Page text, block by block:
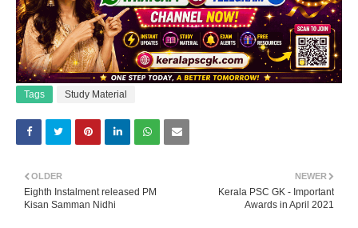
Tags Study Material
NEWER
Kerala PSC GK - Important
Awards in April 2021
OLDER
Eighth Instalment released PM
Kisan Samman Nidhi